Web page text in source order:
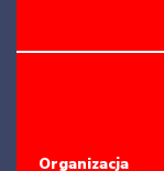
Organizacja